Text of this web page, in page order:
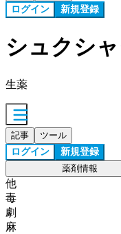
ログイン 新規登録
シュクシ
生薬
記事 ツール
ログイン 新規登録
薬剤情報
他
毒
劇
麻